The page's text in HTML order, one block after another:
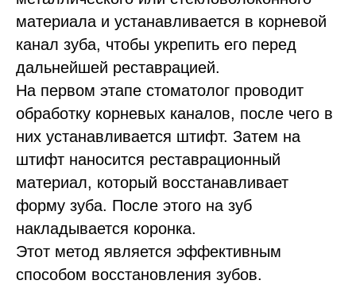
материала и устанавливается в корневой
канал зуба, чтобы укрепить его перед
дальнейшей реставрацией.
На первом этапе стоматолог проводит
обработку корневых каналов, после чего в
них устанавливается штифт. Затем на
штифт наносится реставрационный
материал, который восстанавливает
форму зуба. После этого на зуб
накладывается коронка.
Этот метод является эффективным
способом восстановления зубов.